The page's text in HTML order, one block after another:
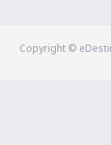
Copyright ©